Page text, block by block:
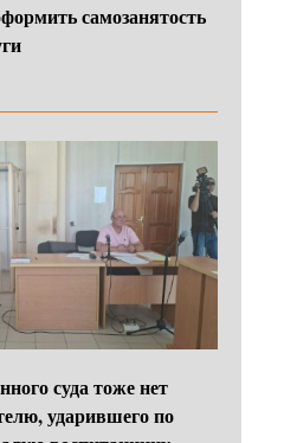
самозанятость
суда тоже нет
ударившего по